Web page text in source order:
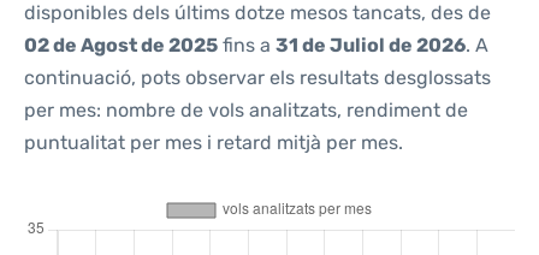
disponibles dels últims dotze mesos tancats, des de
02 de Agost de 2025 fins a 31 de Juliol de 2026. A
continuació, pots observar els resultats desglossats
per mes: nombre de vols analitzats, rendiment de
puntualitat per mes i retard mitjà per mes.